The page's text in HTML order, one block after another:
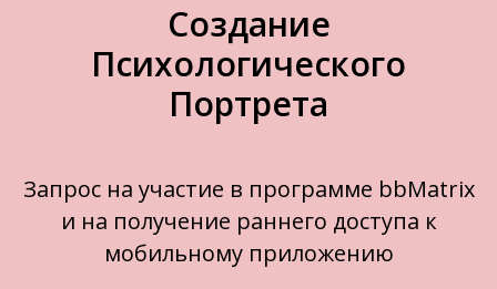
Создание
Психологического
Портрета
Запрос на участие в программе bbMatrix
и на получение раннего доступа к
мобильному приложению